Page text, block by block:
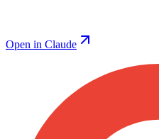
Open in Claude